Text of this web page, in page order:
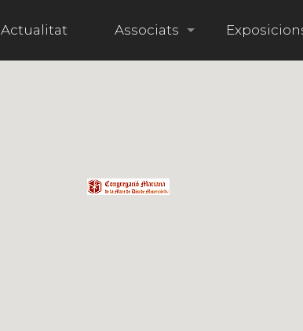
Actualitat Associats